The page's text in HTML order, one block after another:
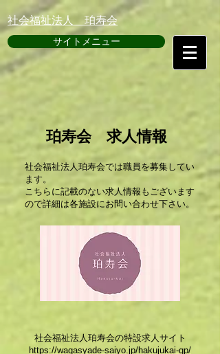
​社会福祉法人 珀寿会
サイトメニュー
珀寿会 求人情報
社会福祉法人珀寿会では職員を募集してい
ます。
こちらに記載のない求人情報もございます
ので詳細は各施設にお問い合わせ下さい。
​社会福祉法人珀寿会の特設求人サイト
https://wagasyade-saiyo.jp/hakujukai-gp/